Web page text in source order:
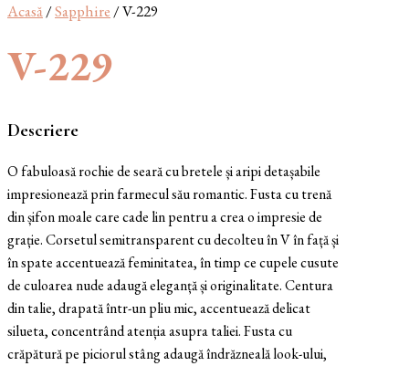
Acasă/Sapphire / V-229
V-229
Descriere
O fabuloasă rochie de seară cu bretele și aripi detașabile
impresionează prin farmecul său romantic. Fusta cu trenă
din șifon moale care cade lin pentru a crea o impresie de
grație. Corsetul semitransparent cu decolteu în V în față și
în spate accentuează feminitatea, în timp ce cupele cusute
de culoarea nude adaugă eleganță și originalitate. Centura
din talie, drapată într-un pliu mic, accentuează delicat
silueta, concentrând atenția asupra taliei. Fusta cu
crăpătură pe piciorul stâng adaugă îndrăzneală look-ului,